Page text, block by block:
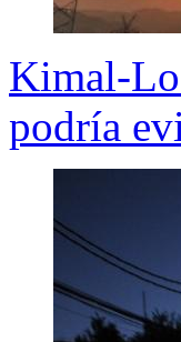
Kimal-Lo
podría